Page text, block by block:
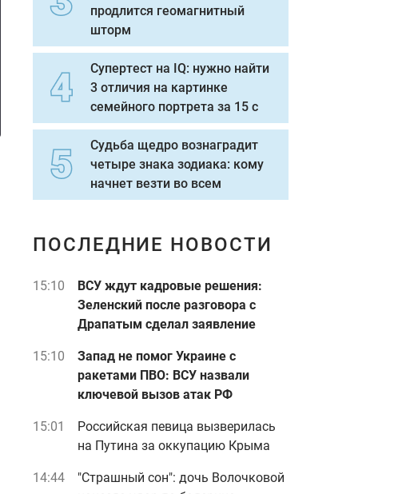
продлится геомагнитный
шторм
Супертест на IQ: нужно найти
3 отличия на картинке
семейного портрета за 15 с
Судьба щедро вознаградит
четыре знака зодиака: кому
начнет везти во всем
ПОСЛЕДНИЕ НОВОСТИ
15:10
ВСУ ждут кадровые решения:
Зеленский после разговора с
Драпатым сделал заявление
15:10
Запад не помог Украине с
ракетами ПВО: ВСУ назвали
ключевой вызов атак РФ
15:01
Российская певица вызверилась
на Путина за оккупацию Крыма
14:44
"Страшный сон": дочь Волочковой